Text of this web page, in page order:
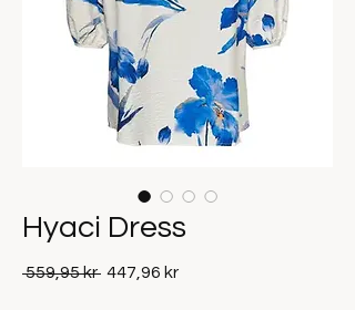
Hyaci Dress
559,95 kr Ordinarie
447,96 krReapris